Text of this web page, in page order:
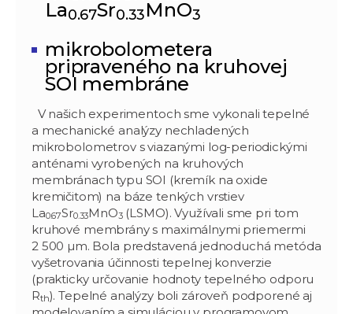
La0.67Sr0.33MnO3
mikrobolometera
pripraveného na kruhovej
SOI membráne
V našich experimentoch sme vykonali tepelné
a mechanické analýzy nechladených
mikrobolometrov s viazanými log-periodickými
anténami vyrobených na kruhových
membránach typu SOI (kremík na oxide
kremičitom) na báze tenkých vrstiev
La0.67Sr0.33MnO3(LSMO). Využívali sme pri tom
kruhové membrány s maximálnymi priemermi
2 500 µm. Bola predstavená jednoduchá metóda
vyšetrovania účinnosti tepelnej konverzie
(prakticky určovanie hodnoty tepelného odporu
Rth). Tepelné analýzy boli zároveň podporené aj